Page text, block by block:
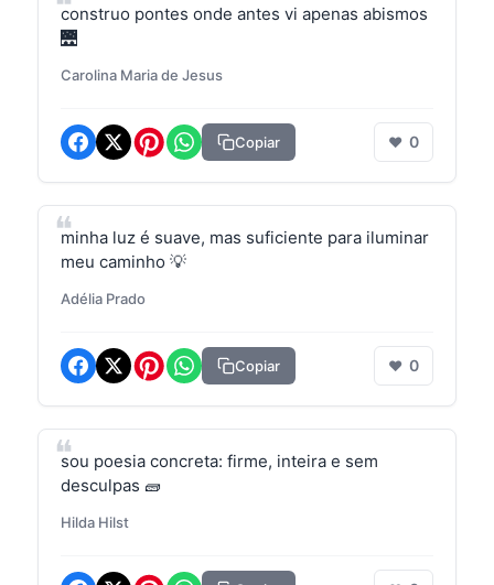
construo pontes onde antes vi apenas abismos
🌉
Carolina Maria de Jesus
Copiar ❤ 0
minha luz é suave, mas suficiente para iluminar
meu caminho 💡
Adélia Prado
Copiar ❤ 0
sou poesia concreta: firme, inteira e sem
desculpas 🧱
Hilda Hilst